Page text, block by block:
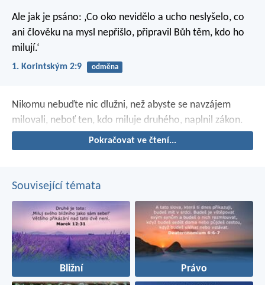
Ale jak je psáno: ‚Co oko nevidělo a ucho neslyšelo, co
ani člověku na mysl nepřišlo, připravil Bůh těm, kdo ho
milují.‘
1. Korintským 2:9 odměna
Nikomu nebuďte nic dlužni, než abyste se navzájem
milovali, neboť ten, kdo miluje druhého, naplnil zákon.
Pokračovat ve čtení...
Související témata
Bližní Právo